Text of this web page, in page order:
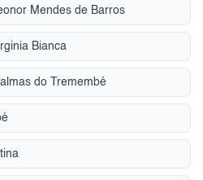
Mendes de Barros
Bianca
do Tremembé